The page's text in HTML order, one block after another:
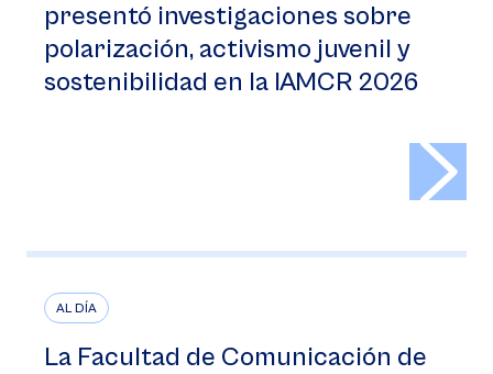
presentó investigaciones sobre
polarización, activismo juvenil y
sostenibilidad en la IAMCR 2026
AL DÍA
La Facultad de Comunicación de